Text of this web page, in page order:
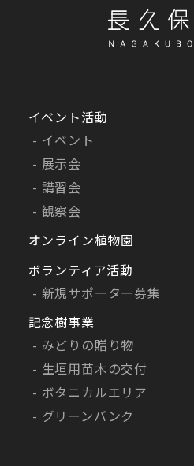
イベント活動
イベント
展示会
講習会
観察会
オンライン植物園
ボランティア活動
新規サポーター募集
記念樹事業
みどりの贈り物
生垣用苗木の交付
ボタニカルエリア
グリーンバンク